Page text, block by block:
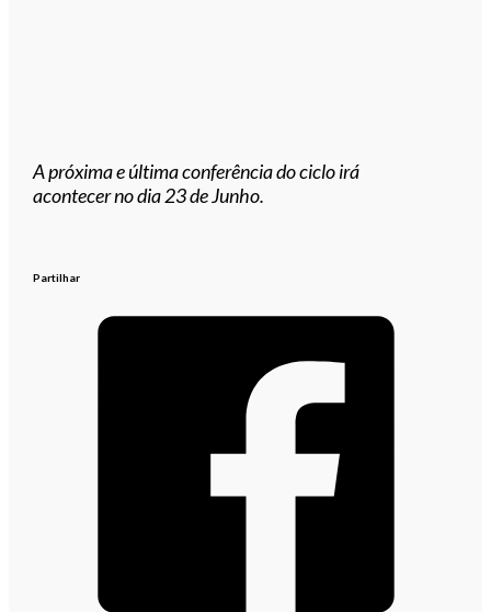
A próxima e última conferência do ciclo irá
acontecer no dia 23 de Junho.
Partilhar